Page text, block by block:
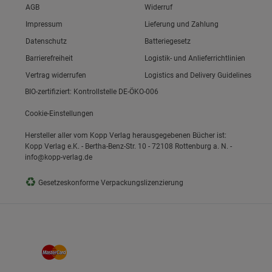
Link zum/zur
AGB
Link zum/zur
Impressum
Link zum/zur
Datenschutz
Link zum/zur
Barrierefreiheit
Vertrag widerrufen
Widerruf
Lieferung und Zahlung
Batteriegesetz
Logistik- und Anlieferrichtlinien
Logistics and Delivery Guidelines
BIO-zertifiziert: Kontrollstelle DE-ÖKO-006
Cookie-Einstellungen
Hersteller aller vom Kopp Verlag herausgegebenen Bücher ist:
Kopp Verlag e.K. - Bertha-Benz-Str. 10 - 72108 Rottenburg a. N. -
info@kopp-verlag.de
♻ Gesetzeskonforme Verpackungslizenzierung
Gruppe